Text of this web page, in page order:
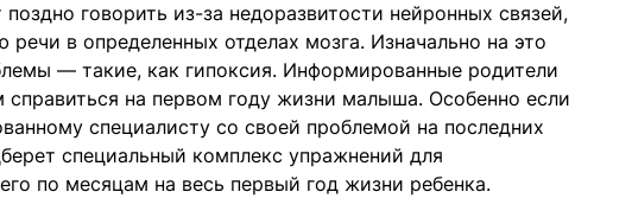
говорить из-за недоразвитости нейронных связей,
в определенных отделах мозга. Изначально на это
— такие, как гипоксия. Информированные родители
справиться на первом году жизни малыша. Особенно если
специалисту со своей проблемой на последних
специальный комплекс упражнений для
по месяцам на весь первый год жизни ребенка.